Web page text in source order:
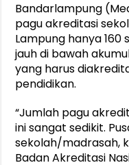
Bandarlampung
pagu akreditasi
Lampung hanya 160
jauh di bawah
yang harus
pendidikan.
“Jumlah pagu
ini sangat sedikit.
sekolah/madrasah,
Badan Akreditasi